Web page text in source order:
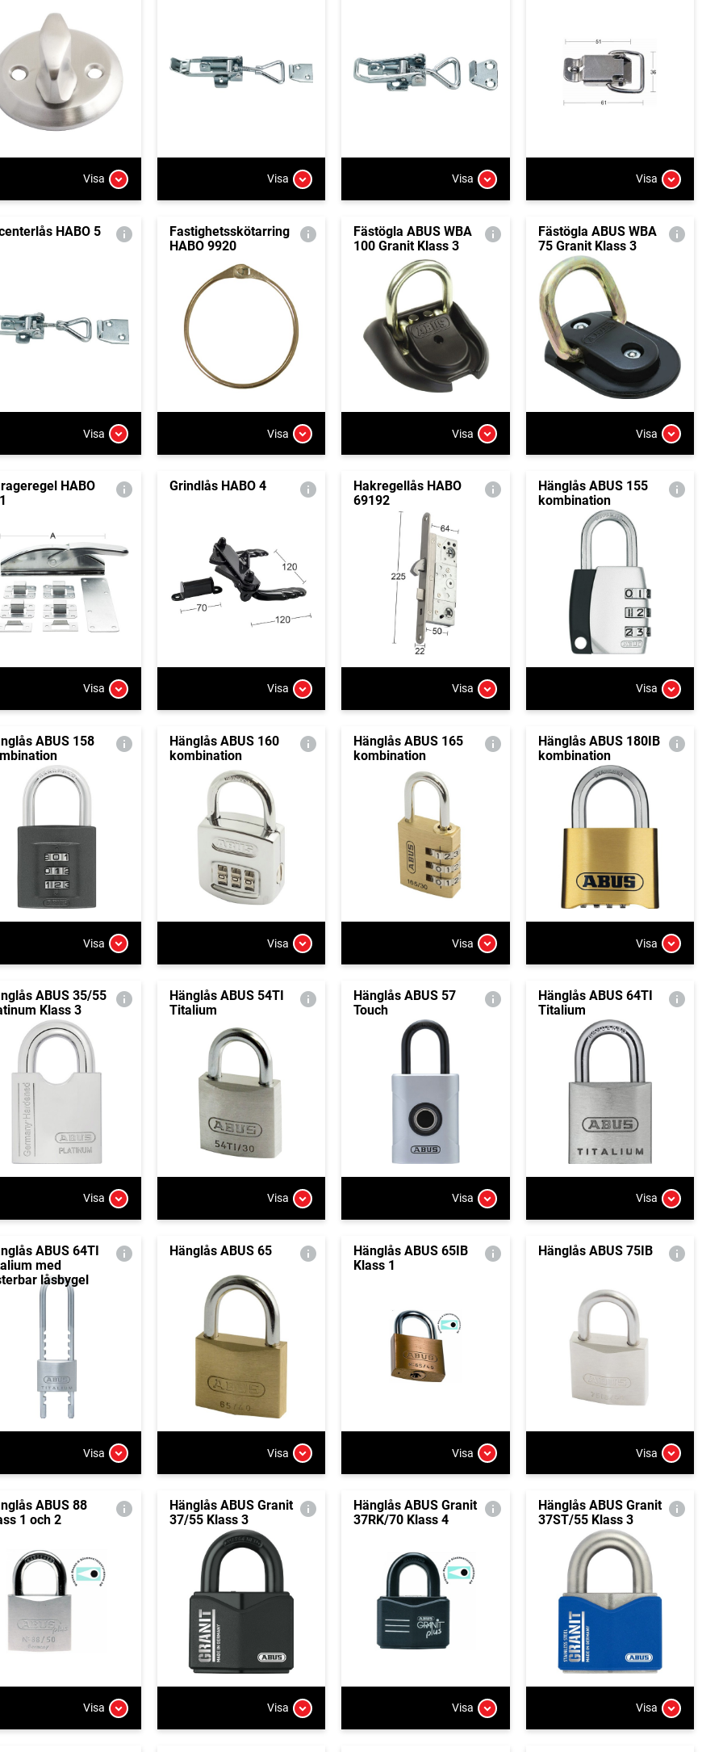
Visa Visa Visa Visa
HABO 5
Visa
Fastighetsskötarring
HABO 9920
Visa
Fästögla ABUS WBA
100 Granit Klass 3
Visa
Fästögla ABUS WBA
75 Granit Klass 3
Visa
HABO
Visa
Grindlås HABO 4
Visa
Hakregellås HABO
69192
Visa
Hänglås ABUS 155
kombination
Visa
ABUS 158
Visa
Hänglås ABUS 160
kombination
Visa
Hänglås ABUS 165
kombination
Visa
Hänglås ABUS 180IB
kombination
Visa
ABUS 35/55
Klass 3
Visa
Hänglås ABUS 54TI
Titalium
Visa
Hänglås ABUS 57
Touch
Visa
Hänglås ABUS 64TI
Titalium
Visa
ABUS 64TI
med
låsbygel
Visa
Hänglås ABUS 65
Visa
Hänglås ABUS 65IB
Klass 1
Visa
Hänglås ABUS 75IB
Visa
ABUS 88
1 och 2
Visa
Hänglås ABUS Granit
37/55 Klass 3
Visa
Hänglås ABUS Granit
37RK/70 Klass 4
Visa
Hänglås ABUS Granit
37ST/55 Klass 3
Visa